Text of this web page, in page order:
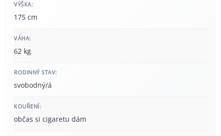
VÝŠKA:
175 cm
VÁHA:
62 kg
RODINNÝ STAV:
svobodný/á
KOUŘENÍ:
občas si cigaretu dám